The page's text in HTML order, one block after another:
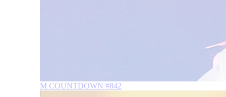
M COUNTDOWN #842